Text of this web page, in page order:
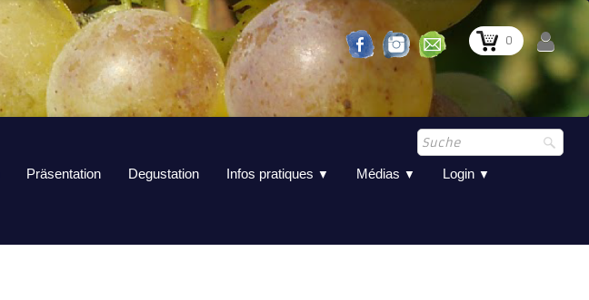
0
Präsentation Degustation Infos pratiques ▼ Médias ▼ Login ▼